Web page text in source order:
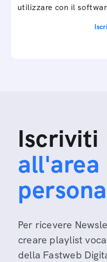
utilizzare con il
Iscriviti
all'area
Per ricevere
creare playlist
della Fastweb